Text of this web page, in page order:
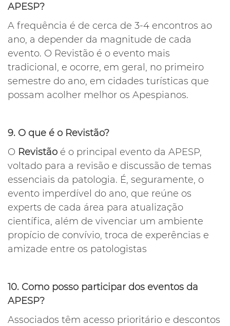
APESP?
A frequência é de cerca de 3-4 encontros ao
ano, a depender da magnitude de cada
evento. O Revistão é o evento mais
tradicional, e ocorre, em geral, no primeiro
semestre do ano, em cidades turísticas que
possam acolher melhor os Apespianos.
9. O que é o Revistão?
O Revistão é o principal evento da APESP,
voltado para a revisão e discussão de temas
essenciais da patologia. É, seguramente, o
evento imperdível do ano, que reúne os
experts de cada área para atualização
científica, além de vivenciar um ambiente
propício de convívio, troca de experências e
amizade entre os patologistas
10. Como posso participar dos eventos da
APESP?
Associados têm acesso prioritário e descontos